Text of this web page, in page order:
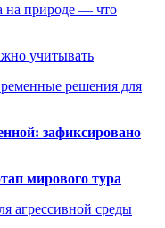
на природе — что
учитывать
решения для
зафиксировано
мирового тура
агрессивной среды